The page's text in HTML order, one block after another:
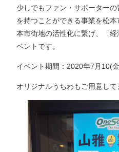
少しでもファン・サポーター
を持つことができる事業を松
本市街地の活性化に繋げ、「
ベントです。
イベント期間：2020年7月10(
オリジナルうちわもご用意し